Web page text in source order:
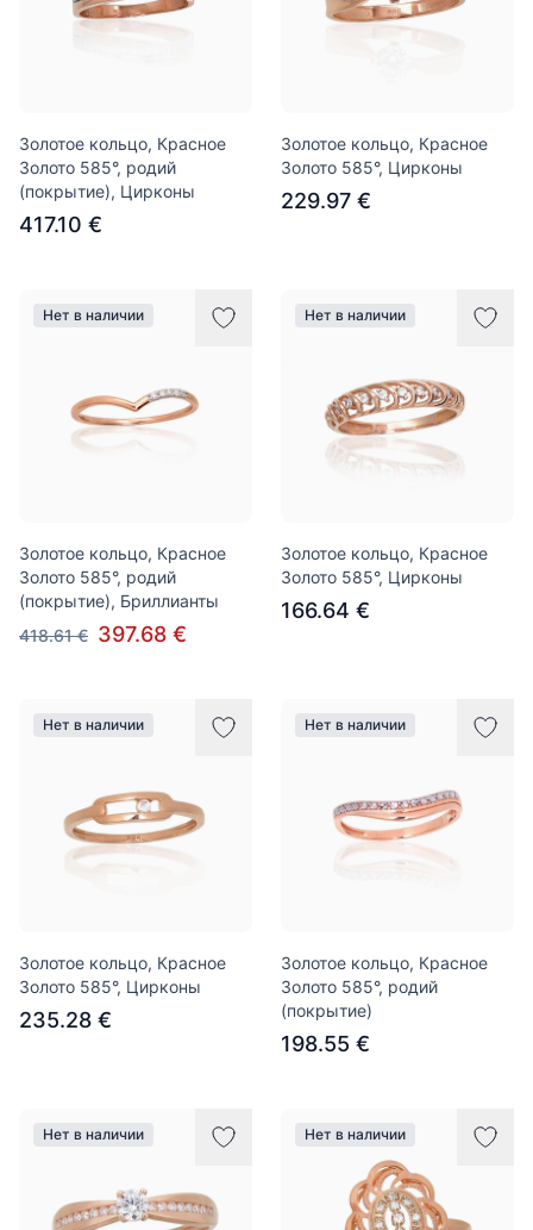
Золотое кольцо, Красное
Золото 585°, родий
(покрытие), Цирконы
417.10 €
Золотое кольцо, Красное
Золото 585°, Цирконы
229.97 €
Нет в наличии
Золотое кольцо, Красное
Золото 585°, родий
(покрытие), Бриллианты
418.61 € 397.68 €
Нет в наличии
Золотое кольцо, Красное
Золото 585°, Цирконы
166.64 €
Нет в наличии
Золотое кольцо, Красное
Золото 585°, Цирконы
235.28 €
Нет в наличии
Золотое кольцо, Красное
Золото 585°, родий
(покрытие)
198.55 €
Нет в наличии Нет в наличии